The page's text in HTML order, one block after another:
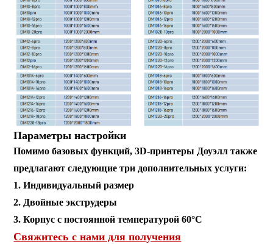
Параметры настройки
Помимо базовых функций, 3D-принтеры Доуэлл также
предлагают следующие три дополнительных услуги:
1. Индивидуальный размер
2. Двойные экструдеры
3. Корпус с постоянной температурой 60°C
Свяжитесь с нами для получения